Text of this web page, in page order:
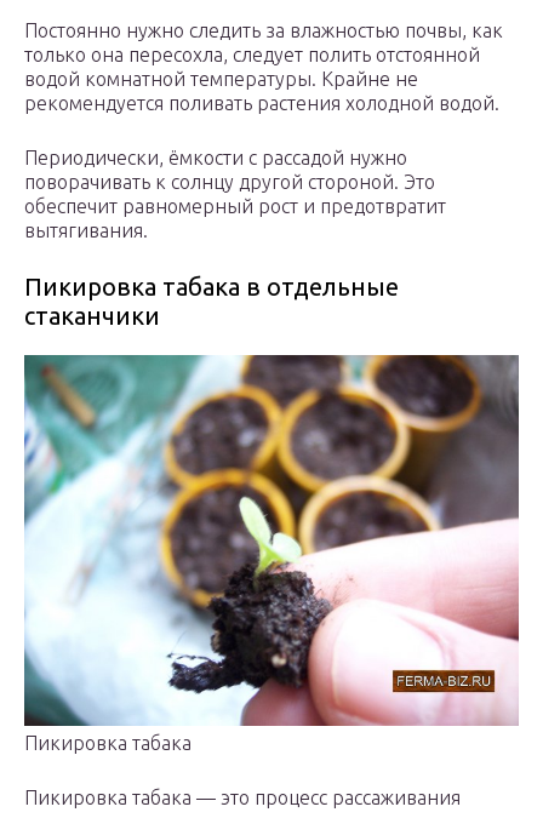
Постоянно нужно следить за влажностью почвы, как
только она пересохла, следует полить отстоянной
водой комнатной температуры. Крайне не
рекомендуется поливать растения холодной водой.
Периодически, ёмкости с рассадой нужно
поворачивать к солнцу другой стороной. Это
обеспечит равномерный рост и предотвратит
вытягивания.
Пикировка табака в отдельные
стаканчики
Пикировка табака
Пикировка табака — это процесс рассаживания